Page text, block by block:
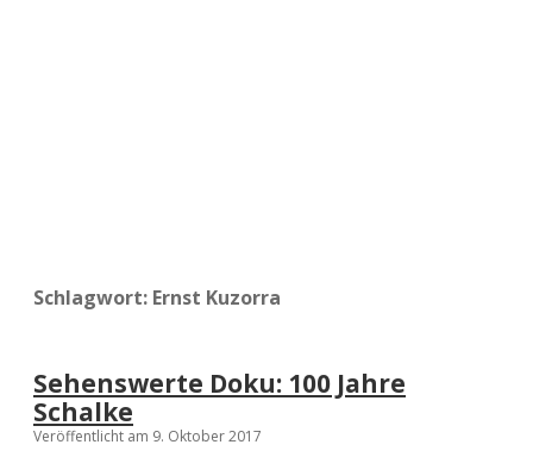
Schlagwort: Ernst Kuzorra
Sehenswerte Doku: 100 Jahre
Schalke
Veröffentlicht am 9. Oktober 2017